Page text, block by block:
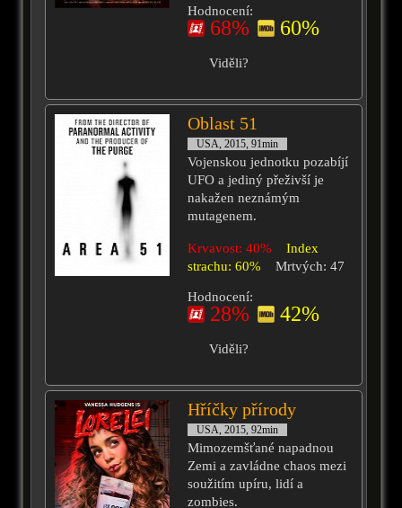
Hodnocení:
68% 60%
Viděli?
Oblast 51
USA, 2015, 91min
Vojenskou jednotku pozabíjí
UFO a jediný přeživší je
nakažen neznámým
mutagenem.
Krvavost: 40%
Index
strachu: 60%
Mrtvých: 47
Hodnocení:
28% 42%
Viděli?
Hříčky přírody
USA, 2015, 92min
Mimozemšťané napadnou
Zemi a zavládne chaos mezi
soužitím upíru, lidí a
zombies.